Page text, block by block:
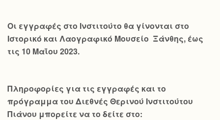
Οι εγγραφές στο Ινστιτούτο θα γίνονται στο
Ιστορικό και Λαογραφικό Μουσείο Ξάνθης, έως
τις 10 Μαΐου 2023.
Πληροφορίες για τις εγγραφές και το
πρόγραμμα του Διεθνές Θερινού Ινστιτούτου
Πιάνου μπορείτε να το δείτε στο: